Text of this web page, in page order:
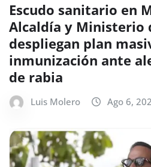
Escudo sanitario en
Alcaldía y Ministerio
despliegan plan
inmunización ante
de rabia
Luis Molero Ago 6,